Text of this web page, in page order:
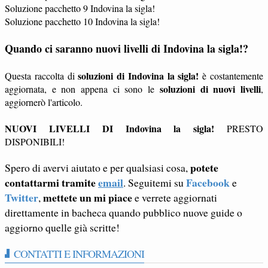
Soluzione pacchetto 9 Indovina la sigla!
Soluzione pacchetto 10 Indovina la sigla!
Quando ci saranno nuovi livelli di Indovina la sigla!?
Questa raccolta disoluzioni di Indovina la sigla! è costantemente
aggiornata, e non appena ci sono le soluzioni di nuovi livelli,
aggiornerò l'articolo.
NUOVI LIVELLI DI Indovina la sigla! PRESTO
DISPONIBILI!
Spero di avervi aiutato e per qualsiasi cosa, potete
contattarmi tramiteemail. Seguitemi su Facebooke
Twitter, mettete un mi piacee verrete aggiornati
direttamente in bacheca quando pubblico nuove guide o
aggiorno quelle già scritte!
CONTATTI E INFORMAZIONI